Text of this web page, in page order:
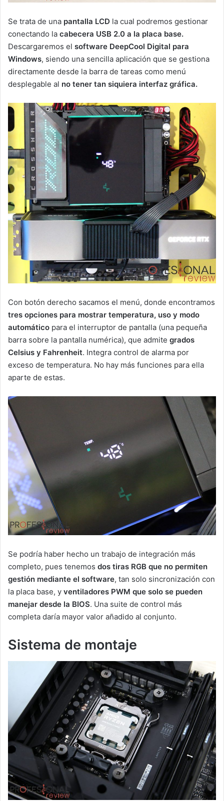
Se trata de una pantalla LCD la cual podremos gestionar
conectando la cabecera USB 2.0 a la placa base.
Descargaremos el software DeepCool Digital para
Windows, siendo una sencilla aplicación que se gestiona
directamente desde la barra de tareas como menú
desplegable al no tener tan siquiera interfaz gráfica.
Con botón derecho sacamos el menú, donde encontramos
tres opciones para mostrar temperatura, uso y modo
automático para el interruptor de pantalla (una pequeña
barra sobre la pantalla numérica), que admite grados
Celsius y Fahrenheit. Integra control de alarma por
exceso de temperatura. No hay más funciones para ella
aparte de estas.
Se podría haber hecho un trabajo de integración más
completo, pues tenemos dos tiras RGB que no permiten
gestión mediante el software, tan solo sincronización con
la placa base, y ventiladores PWM que solo se pueden
manejar desde la BIOS. Una suite de control más
completa daría mayor valor añadido al conjunto.
Sistema de montaje